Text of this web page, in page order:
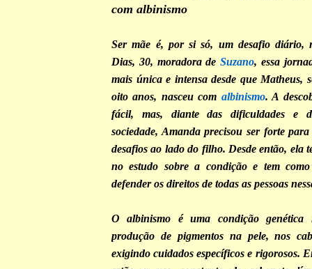
com albinismo
Ser mãe é, por si só, um desafio diário,
Dias, 30, moradora deSuzano, essa
mais única e intensa desde que Matheus,
oito anos, nasceu com albinismo. A
fácil, mas, diante das dificuldades e
sociedade, Amanda precisou ser forte
desafios ao lado do filho. Desde então, ela
no estudo sobre a condição e tem
defender os direitos de todas as pessoas
O albinismo é uma condição
produção de pigmentos na pele, nos
exigindo cuidados específicos e rigorosos.